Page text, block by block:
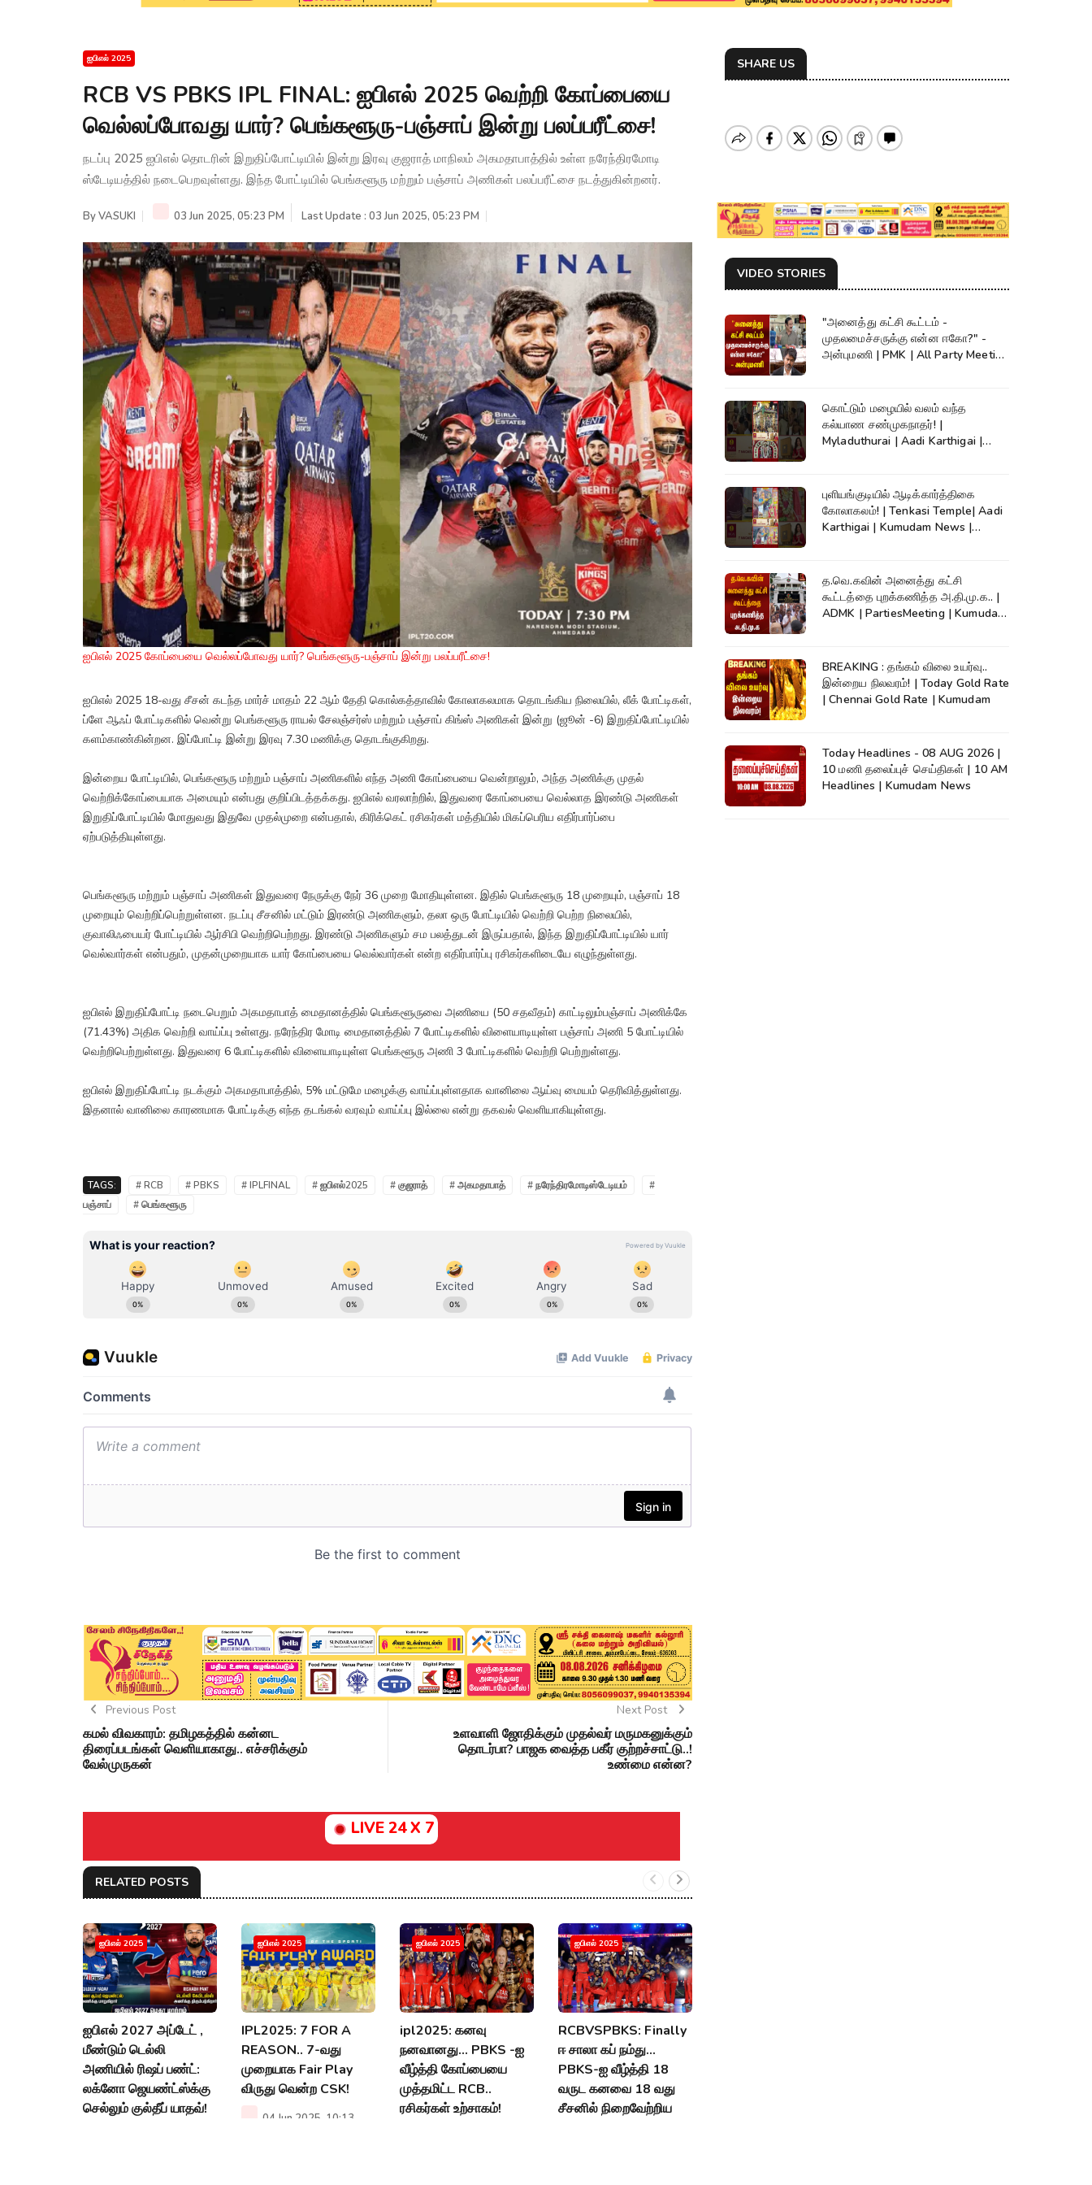
ஐபிஎல் 2025
RCB VS PBKS IPL FINAL: ஐபிஎல் 2025 வெற்றி கோப்பையை
வெல்லப்போவது யார்? பெங்களூரு-பஞ்சாப் இன்று பலப்பரீட்சை!
நடப்பு 2025 ஐபிஎல் தொடரின் இறுதிப்போட்டியில் இன்று இரவு குஜராத் மாநிலம் அகமதாபாத்தில் உள்ள நரேந்திரமோடி
ஸ்டேடியத்தில் நடைபெறவுள்ளது. இந்த போட்டியில் பெங்களூரு மற்றும் பஞ்சாப் அணிகள் பலப்பரீட்சை நடத்துகின்றனர்.
ByVASUKI 03 Jun 2025, 05:23 PM Last Update : 03 Jun 2025, 05:23 PM
ஐபிஎல் 2025 கோப்பையை வெல்லப்போவது யார்? பெங்களூரு-பஞ்சாப் இன்று பலப்பரீட்சை!
ஐபிஎல் 2025 18-வது சீசன் கடந்த மார்ச் மாதம் 22 ஆம் தேதி கொல்கத்தாவில் கோலாகலமாக தொடங்கிய நிலையில், லீக் போட்டிகள்,
ப்ளே ஆஃப் போட்டிகளில் வென்று பெங்களூரு ராயல் சேலஞ்சர்ஸ் மற்றும் பஞ்சாப் கிங்ஸ் அணிகள் இன்று (ஜூன் -6) இறுதிப்போட்டியில்
களம்காண்கின்றன. இப்போட்டி இன்று இரவு 7.30 மணிக்கு தொடங்குகிறது.
இன்றைய போட்டியில், பெங்களூரு மற்றும் பஞ்சாப் அணிகளில் எந்த அணி கோப்பையை வென்றாலும், அந்த அணிக்கு முதல்
வெற்றிக்கோப்பையாக அமையும் என்பது குறிப்பிடத்தக்கது. ஐபிஎல் வரலாற்றில், இதுவரை கோப்பையை வெல்லாத இரண்டு அணிகள்
இறுதிப்போட்டியில் மோதுவது இதுவே முதல்முறை என்பதால், கிரிக்கெட் ரசிகர்கள் மத்தியில் மிகப்பெரிய எதிர்பார்ப்பை
ஏற்படுத்தியுள்ளது.
பெங்களூரு மற்றும் பஞ்சாப் அணிகள் இதுவரை நேருக்கு நேர் 36 முறை மோதியுள்ளன. இதில் பெங்களூரு 18 முறையும், பஞ்சாப் 18
முறையும் வெற்றிப்பெற்றுள்ளன. நடப்பு சீசனில் மட்டும் இரண்டு அணிகளும், தலா ஒரு போட்டியில் வெற்றி பெற்ற நிலையில்,
குவாலிஃபையர் போட்டியில் ஆர்சிபி வெற்றிபெற்றது. இரண்டு அணிகளும் சம பலத்துடன் இருப்பதால், இந்த இறுதிப்போட்டியில் யார்
வெல்வார்கள் என்பதும், முதன்முறையாக யார் கோப்பையை வெல்வார்கள் என்ற எதிர்பார்ப்பு ரசிகர்களிடையே எழுந்துள்ளது.
ஐபிஎல் இறுதிப்போட்டி நடைபெறும் அகமதாபாத் மைதானத்தில் பெங்களூருவை அணியை (50 சதவீதம்) காட்டிலும்பஞ்சாப் அணிக்கே
(71.43%) அதிக வெற்றி வாய்ப்பு உள்ளது. நரேந்திர மோடி மைதானத்தில் 7 போட்டிகளில் விளையாடியுள்ள பஞ்சாப் அணி 5 போட்டியில்
வெற்றிபெற்றுள்ளது. இதுவரை 6 போட்டிகளில் விளையாடியுள்ள பெங்களூரு அணி 3 போட்டிகளில் வெற்றி பெற்றுள்ளது.
ஐபிஎல் இறுதிப்போட்டி நடக்கும் அகமதாபாத்தில், 5% மட்டுமே மழைக்கு வாய்ப்புள்ளதாக வானிலை ஆய்வு மையம் தெரிவித்துள்ளது.
இதனால் வானிலை காரணமாக போட்டிக்கு எந்த தடங்கல் வரவும் வாய்ப்பு இல்லை என்று தகவல் வெளியாகியுள்ளது.
TAGS: # RCB # PBKS # IPLFINAL # ஐபிஎல்2025 # குஜராத் # அகமதாபாத் # நரேந்திரமோடிஸ்டேடியம்
#
பஞ்சாப்
# பெங்களூரு
Previous Post
கமல் விவகாரம்: தமிழகத்தில் கன்னட
திரைப்படங்கள் வெளியாகாது.. எச்சரிக்கும்
வேல்முருகன்
Next Post
உளவாளி ஜோதிக்கும் முதல்வர் மருமகனுக்கும்
தொடர்பா? பாஜக வைத்த பகீர் குற்றச்சாட்டு..!
உண்மை என்ன?
LIVE 24 X 7
RELATED POSTS
ஐபிஎல் 2025
ஐபிஎல் 2027 அப்டேட் ,
மீண்டும் டெல்லி
அணியில் ரிஷப் பண்ட்:
லக்னோ ஜெயண்ட்ஸ்க்கு
செல்லும் குல்தீப் யாதவ்!
ஐபிஎல் 2025
IPL2025: 7 FOR A
REASON.. 7-வது
முறையாக Fair Play
விருது வென்ற CSK!
04 Jun 2025, 10:13
ஐபிஎல் 2025
ipl2025: கனவு
நனவானது... PBKS -ஐ
வீழ்த்தி கோப்பையை
முத்தமிட்ட RCB..
ரசிகர்கள் உற்சாகம்!
ஐபிஎல் 2025
RCBVSPBKS: Finally
ஈ சாலா கப் நம்து...
PBKS-ஐ வீழ்த்தி 18
வருட கனவை 18 வது
சீசனில் நிறைவேற்றிய
SHARE US
VIDEO STORIES
"அனைத்து கட்சி கூட்டம் -
முதலமைச்சருக்கு என்ன ஈகோ?" -
அன்புமணி | PMK | All Party Meeting
கொட்டும் மழையில் வலம் வந்த
கல்யாண சண்முகநாதர்! |
Myladuthurai | Aadi Karthigai |
புளியங்குடியில் ஆடிக்கார்த்திகை
கோலாகலம்! | Tenkasi Temple| Aadi
Karthigai | Kumudam News |
த.வெ.கவின் அனைத்து கட்சி
கூட்டத்தை புறக்கணித்த அ.தி.மு.க.. |
ADMK | PartiesMeeting | Kumudam
BREAKING : தங்கம் விலை உயர்வு..
இன்றைய நிலவரம்! | Today Gold Rate
| Chennai Gold Rate | Kumudam
Today Headlines - 08 AUG 2026 |
10 மணி தலைப்புச் செய்திகள் | 10 AM
Headlines | Kumudam News